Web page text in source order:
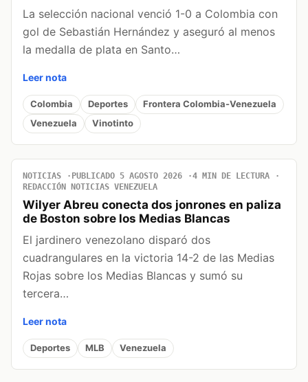
La selección nacional venció 1-0 a Colombia con
gol de Sebastián Hernández y aseguró al menos
la medalla de plata en Santo…
Leer nota
Colombia Deportes
Frontera Colombia-Venezuela
Venezuela
Vinotinto
NOTICIAS PUBLICADO 5 AGOSTO 2026
4 MIN DE LECTURA
REDACCIÓN NOTICIAS VENEZUELA
Wilyer Abreu conecta dos jonrones en paliza
de Boston sobre los Medias Blancas
El jardinero venezolano disparó dos
cuadrangulares en la victoria 14-2 de las Medias
Rojas sobre los Medias Blancas y sumó su
tercera…
Leer nota
Deportes MLB Venezuela